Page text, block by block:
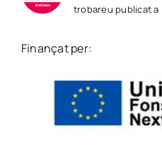
trobareu publicat a
Finançat per: